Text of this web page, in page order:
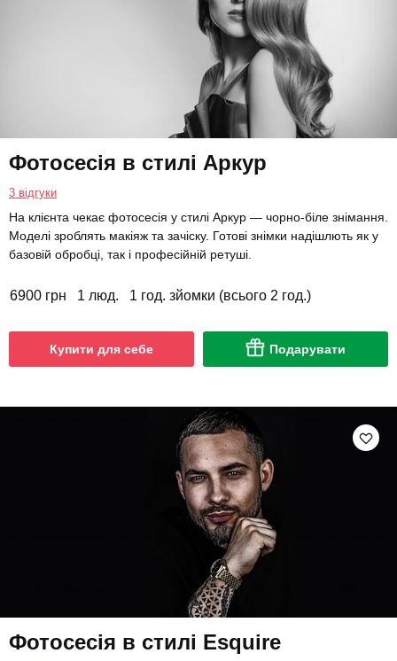
Фотосесія в стилі Аркур
3 відгуки
На клієнта чекає фотосесія у стилі Аркур — чорно-біле знімання.
Моделі зроблять макіяж та зачіску. Готові знімки надішлють як у
базовій обробці, так і професійній ретуші.
6900 грн 1 люд. 1 год. зйомки (всього 2 год.)
Купити для себе Подарувати
Фотосесія в стилі Esquire